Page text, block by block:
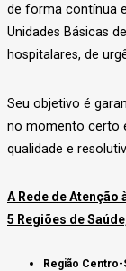
de forma contínua
Unidades Básicas
hospitalares, de
Seu objetivo é
no momento certo
qualidade e
A Rede de Atenção
5 Regiões de
Região